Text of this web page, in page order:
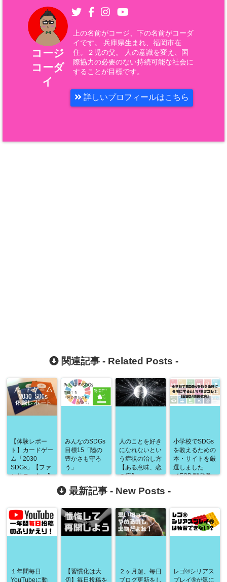
コージ
コーダ
イ
上の名前がコージ、下の名前がコーダ
イです。 兵庫県生まれ、福岡市在
住。２児の父。 人の意識を変え、国
際協力の必要のない持続可能な社会に
することが目標です。
詳しいプロフィールはこちら
関連記事 - Related Posts -
【体験レポー
ト】カードゲー
ム「2030
SDGs」【ファ
シリテーター】
みんなのSDGs
目標15「陸の
豊かさも守ろ
う」
人のことを好き
になれないとい
う症状の治し方
【ある意味、恋
の病】
小学校でSDGs
を教えるための
本・サイトを厳
選しました
［ESD/開発教
最新記事 - New Posts -
１年間毎日
YouTubeに動
【習慣化は大
切】毎日投稿を
２ヶ月超、毎日
ブログ更新をし
レゴ®シリアス
プレイ®が気に